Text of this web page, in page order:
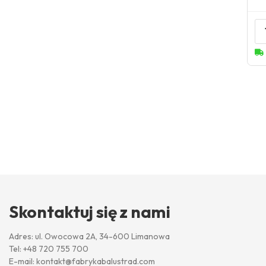
Skontaktuj się z nami
Adres: ul. Owocowa 2A, 34-600 Limanowa
Tel: +48 720 755 700
E-mail: kontakt@fabrykabalustrad.com